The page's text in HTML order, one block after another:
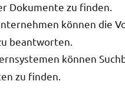
Dokumente zu finden.
können die
beantworten.
können
zu finden.